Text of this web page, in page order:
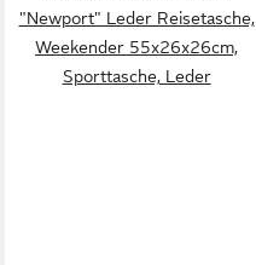
"Newport" Leder Reisetasche,
Weekender 55x26x26cm,
Sporttasche, Leder